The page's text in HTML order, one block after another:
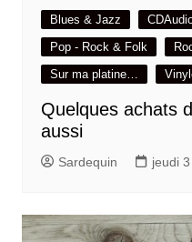
Blues & Jazz
Pop - Rock & Folk
Sur ma platine…
Quelques achats
aussi
Sardequin jeudi